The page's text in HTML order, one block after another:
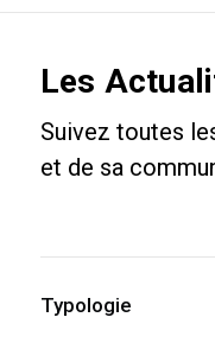
Les
Suivez toutes
et de sa